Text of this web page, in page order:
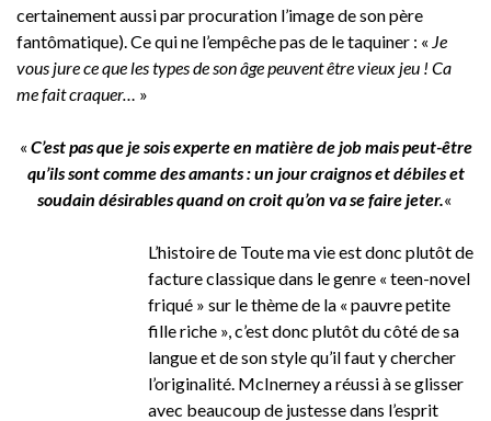
certainement aussi par procuration l’image de son père
fantômatique). Ce qui ne l’empêche pas de le taquiner : « Je
vous jure ce que les types de son âge peuvent être vieux jeu ! Ca
me fait craquer…
»
« C’est pas que je sois experte en matière de job mais peut-être
qu’ils sont comme des amants : un jour craignos et débiles et
soudain désirables quand on croit qu’on va se faire jeter.«
L’histoire de Toute ma vie est donc plutôt de
facture classique dans le genre « teen-novel
friqué » sur le thème de la « pauvre petite
fille riche », c’est donc plutôt du côté de sa
langue et de son style qu’il faut y chercher
l’originalité. McInerney a réussi à se glisser
avec beaucoup de justesse dans l’esprit